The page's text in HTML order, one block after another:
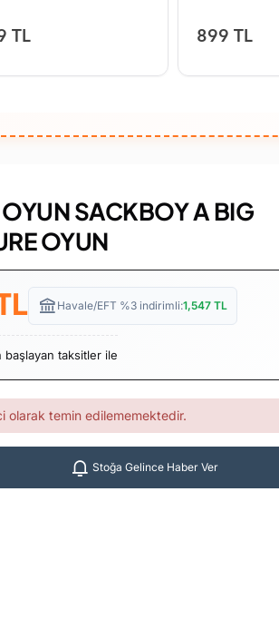
TL 899 TL
SACKBOY A BIG
OYUN
Havale/EFT %3 indirimli:1,547 TL
başlayan taksitler ile
olarak temin edilememektedir.
Stoğa Gelince Haber Ver